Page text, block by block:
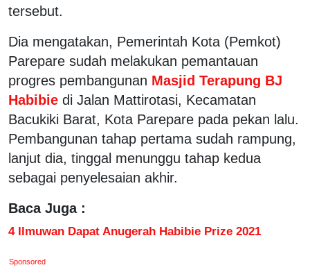
tersebut.
Dia mengatakan, Pemerintah Kota (Pemkot)
Parepare sudah melakukan pemantauan
progres pembangunan Masjid Terapung BJ
Habibie di Jalan Mattirotasi, Kecamatan
Bacukiki Barat, Kota Parepare pada pekan lalu.
Pembangunan tahap pertama sudah rampung,
lanjut dia, tinggal menunggu tahap kedua
sebagai penyelesaian akhir.
Baca Juga :
4 Ilmuwan Dapat Anugerah Habibie Prize 2021
Sponsored